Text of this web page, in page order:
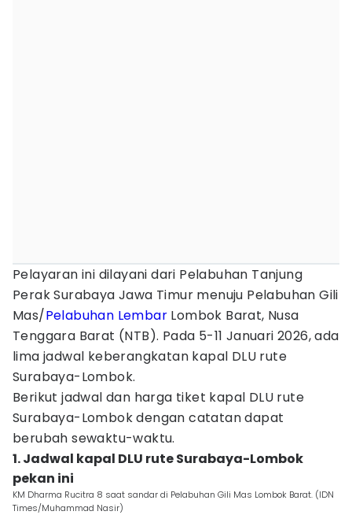
Pelayaran ini dilayani dari Pelabuhan Tanjung
Perak Surabaya Jawa Timur menuju Pelabuhan Gili
Mas/Pelabuhan Lembar Lombok Barat, Nusa
Tenggara Barat (NTB). Pada 5-11 Januari 2026, ada
lima jadwal keberangkatan kapal DLU rute
Surabaya-Lombok.
Berikut jadwal dan harga tiket kapal DLU rute
Surabaya-Lombok dengan catatan dapat
berubah sewaktu-waktu.
1. Jadwal kapal DLU rute Surabaya-Lombok
pekan ini
KM Dharma Rucitra 8 saat sandar di Pelabuhan Gili Mas Lombok Barat. (IDN
Times/Muhammad Nasir)